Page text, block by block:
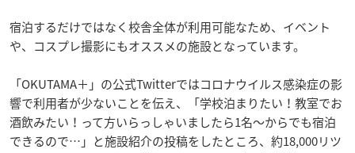
宿泊するだけではなく校舎全体が利用可能なため、イベント
や、コスプレ撮影にもオススメの施設となっています。
「OKUTAMA＋」の公式Twitterではコロナウイルス感染症の影
響で利用者が少ないことを伝え、「学校泊まりたい！教室でお
酒飲みたい！って方いらっしゃいましたら1名〜からでも宿泊
できるので…」と施設紹介の投稿をしたところ、約18,000リツ